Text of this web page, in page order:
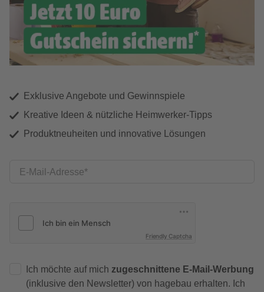
Exklusive Angebote und Gewinnspiele
Kreative Ideen & nützliche Heimwerker-Tipps
Produktneuheiten und innovative Lösungen
E-Mail-Adresse
Friendly Captcha
Ich möchte auf mich zugeschnittene E-Mail-Werbung
(inklusive den Newsletter) von hagebau erhalten. Ich